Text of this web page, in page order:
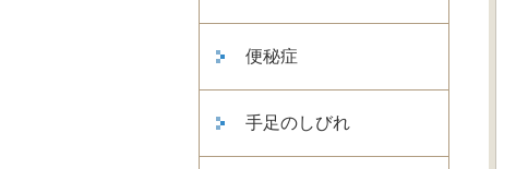
便秘症
手足のしびれ